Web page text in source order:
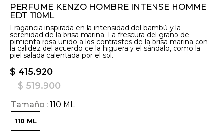
PERFUME KENZO HOMBRE INTENSE HOMME
EDT 110ML
Fragancia inspirada en la intensidad del bambú y la
serenidad de la brisa marina. La frescura del grano de
pimienta rosa unido a los contrastes de la brisa marina con
la calidez del acuerdo de la higuera y el sándalo, como la
piel salada calentada por el sol.
$ 415.920
$ 519.900
Tamaño 110 ML
110 ML